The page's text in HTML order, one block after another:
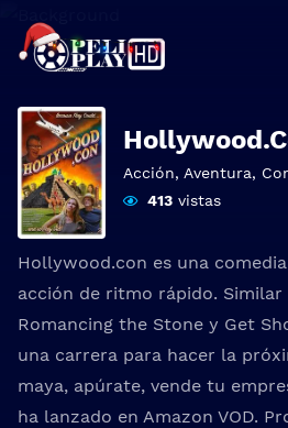
Acción, Aventura,
413 vistas
Hollywood.con es una
acción de ritmo rápido. Similar
Romancing the Stone y Get
una carrera para hacer la
maya, apúrate, vende tu
ha lanzado en Amazon VOD.